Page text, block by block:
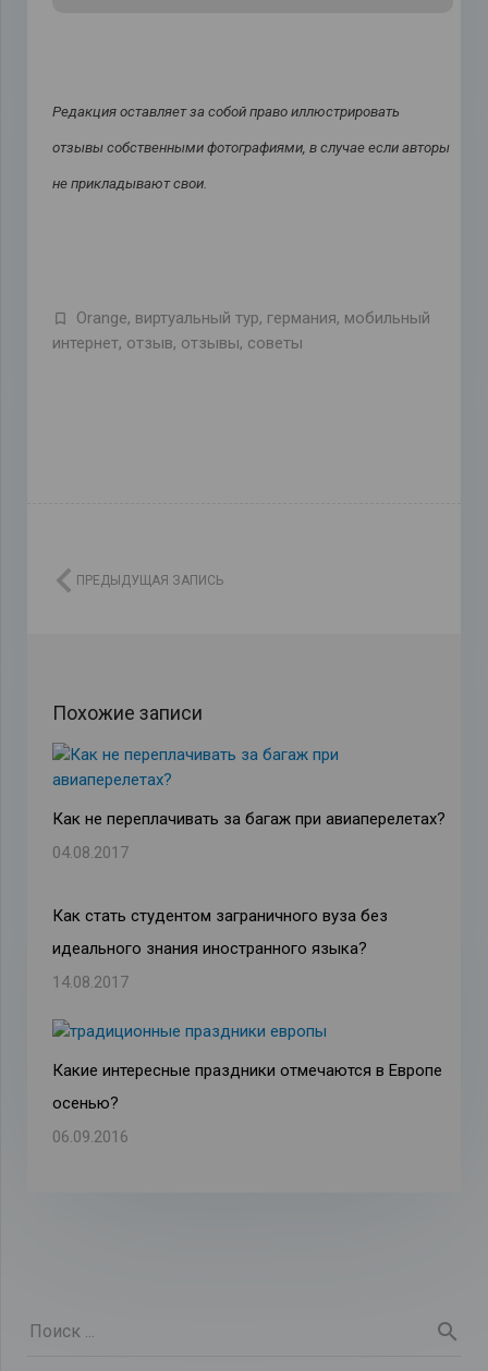
Редакция оставляет за собой право иллюстрировать
отзывы собственными фотографиями, в случае если авторы
не прикладывают свои.
Orange, виртуальный тур, германия, мобильный
интернет, отзыв, отзывы, советы
ПРЕДЫДУЩАЯ ЗАПИСЬ
Похожие записи
Как не переплачивать за багаж при авиаперелетах?
04.08.2017
Как стать студентом заграничного вуза без
идеального знания иностранного языка?
14.08.2017
Какие интересные праздники отмечаются в Европе
осенью?
06.09.2016